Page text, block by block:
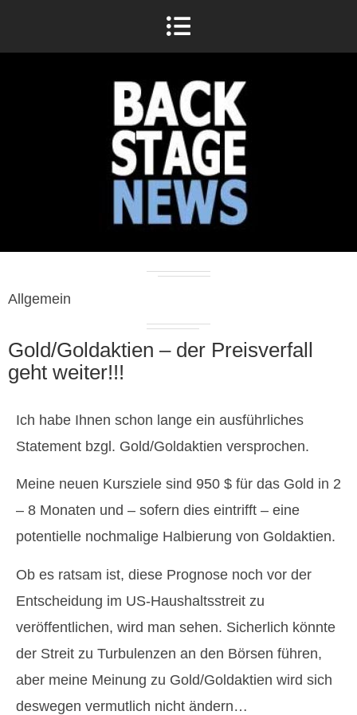
Allgemein
Gold/Goldaktien – der Preisverfall
geht weiter!!!
Ich habe Ihnen schon lange ein ausführliches
Statement bzgl. Gold/Goldaktien versprochen.
Meine neuen Kursziele sind 950 $ für das Gold in 2
– 8 Monaten und – sofern dies eintrifft – eine
potentielle nochmalige Halbierung von Goldaktien.
Ob es ratsam ist, diese Prognose noch vor der
Entscheidung im US-Haushaltsstreit zu
veröffentlichen, wird man sehen. Sicherlich könnte
der Streit zu Turbulenzen an den Börsen führen,
aber meine Meinung zu Gold/Goldaktien wird sich
deswegen vermutlich nicht ändern…